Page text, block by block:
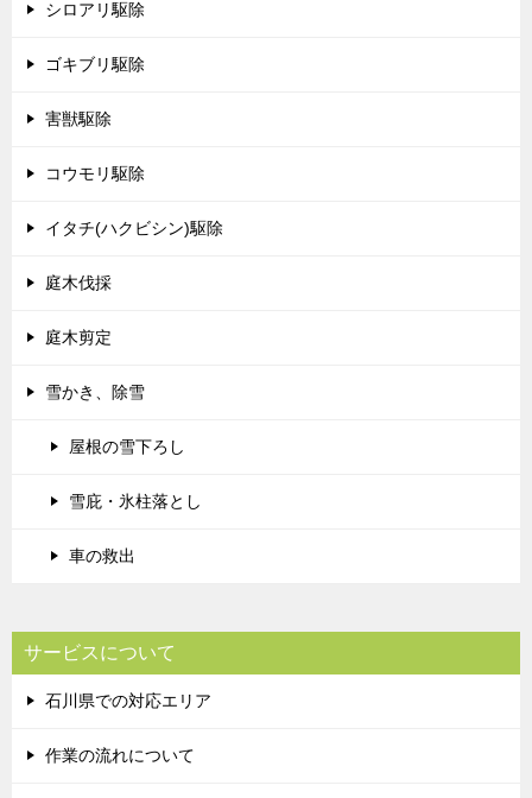
シロアリ駆除
ゴキブリ駆除
害獣駆除
コウモリ駆除
イタチ(ハクビシン)駆除
庭木伐採
庭木剪定
雪かき、除雪
屋根の雪下ろし
雪庇・氷柱落とし
車の救出
サービスについて
石川県での対応エリア
作業の流れについて